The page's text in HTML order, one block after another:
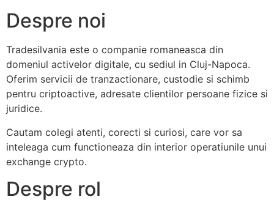
Despre noi
Tradesilvania este o companie romaneasca din
domeniul activelor digitale, cu sediul in Cluj-Napoca.
Oferim servicii de tranzactionare, custodie si schimb
pentru criptoactive, adresate clientilor persoane fizice si
juridice.
Cautam colegi atenti, corecti si curiosi, care vor sa
inteleaga cum functioneaza din interior operatiunile unui
exchange crypto.
Despre rol